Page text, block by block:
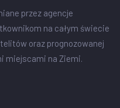
przez agencje
na całym świecie
oraz prognozowanej
miejscami na Ziemi.